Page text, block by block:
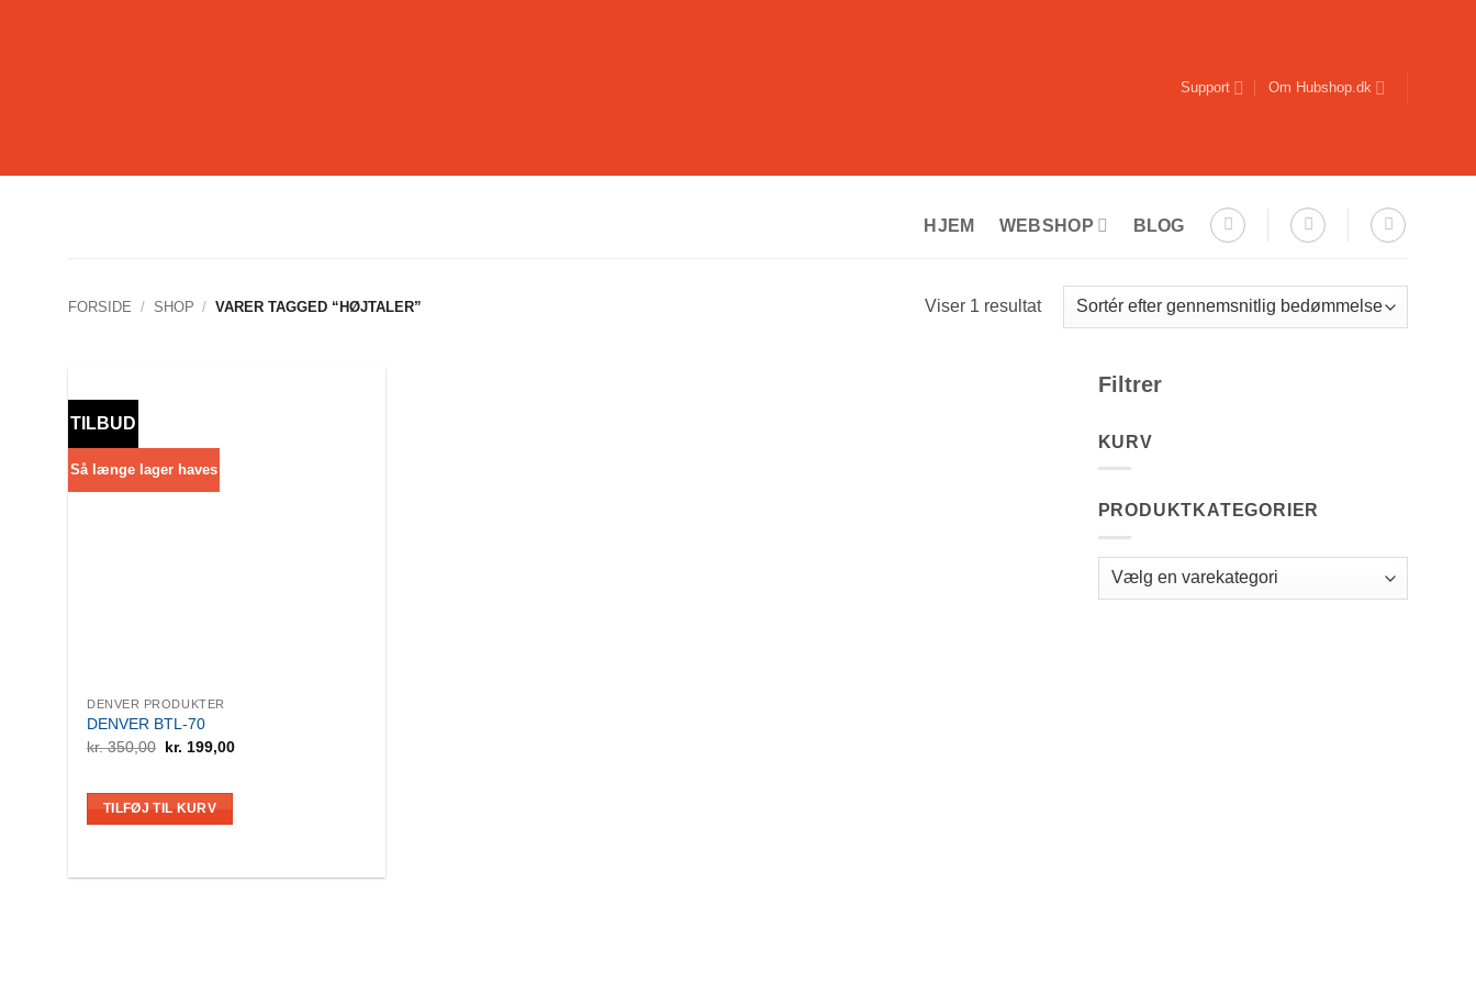
Support Om Hubshop.dk
HJEM WEBSHOP BLOG
FORSIDE / SHOP / VARER TAGGED “HØJTALER” Viser 1 resultat
TILBUD
Så længe lager haves
DENVER PRODUKTER
DENVER BTL-70
kr.350,00 Den
oprindelige
var:
kr. 350,00.
kr. 199,00Den
TILFØJ TIL KURV
Filtrer
KURV
PRODUKTKATEGORIER